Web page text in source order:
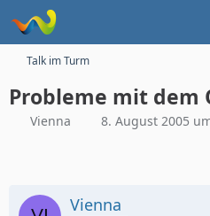
Talk im Turm
Probleme mit dem
Vienna 8. August 2005
Vienna